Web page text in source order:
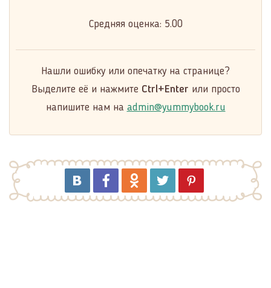
Средняя оценка: 5.00
Нашли ошибку или опечатку на странице?
Выделите её и нажмите Ctrl+Enter или просто
напишите нам на admin@yummybook.ru